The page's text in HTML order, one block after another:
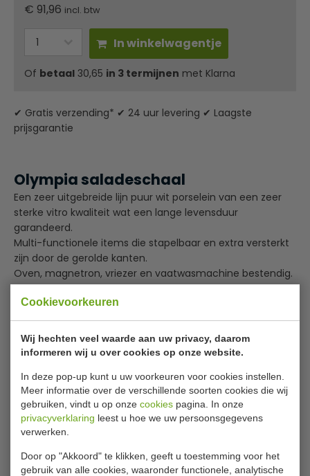
Cookievoorkeuren
Wij hechten veel waarde aan uw privacy, daarom
informeren wij u over cookies op onze website.
In deze pop-up kunt u uw voorkeuren voor cookies instellen.
Meer informatie over de verschillende soorten cookies die wij
gebruiken, vindt u op onze cookies pagina. In onze
privacyverklaring leest u hoe we uw persoonsgegevens
verwerken.
Door op "Akkoord" te klikken, geeft u toestemming voor het
gebruik van alle cookies, waaronder functionele, analytische
€ 91,96 incl. btw
In winkelwagentje
Of betaal 30,65 in 3 termijnen met Klarna
✔ Gratis verzending* ✔ 24 uur levering ✔ Laagste
prijsgarantie
Olympia saladeschaal
Een zeer uitgebreide lijn puur wit porselein van een zeer
sterke vitro kwaliteit wat een lange levensduur
garandeerd.
Multi-functionele items die stapelbaar en extra versterkt
zijn door de gerolde kanten.
Oven, magnetron, vriezer en vaatwasmachine bestendig.
Oven-, magnetron-, vaatwasser- en vriezerbestendig
Gerolde randen
Volledig verglaasd en daardoor hitte- en
schokbestendig
Specificaties
Model
W 436
Diameter
23.5 cm
Aantal
Kleur
Wit